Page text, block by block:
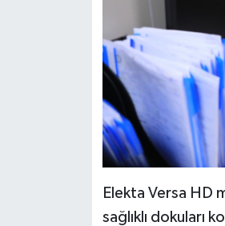
Elekta Versa HD
sağlıklı dokuları